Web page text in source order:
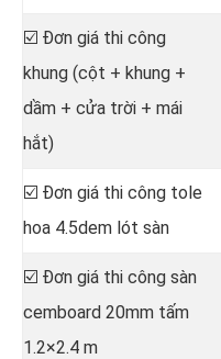
☑️ Đơn giá thi công
khung (cột + khung +
dầm + cửa trời + mái
hắt)
☑️ Đơn giá thi công tole
hoa 4.5dem lót sàn
☑️ Đơn giá thi công sàn
cemboard 20mm tấm
1.2×2.4 m